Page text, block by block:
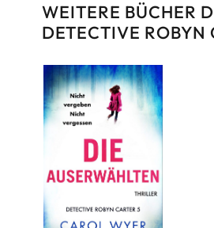
WEITERE BÜCHER
DETECTIVE ROBYN